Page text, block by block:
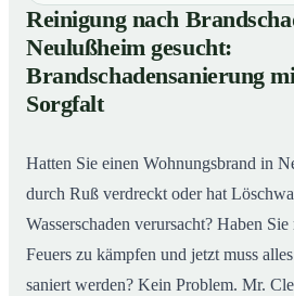
01Reinigung nach Brandschaden in
Brandschadensanierung mit
Brandreinigung in Neulußheim –
Reinigung nach
Neulußheim gesucht:
Brandschadensanierung
Sorgfalt
Hatten Sie einen Wohnungsbrand in
durch Ruß verdreckt oder hat
Wasserschaden verursacht? Haben
Feuers zu kämpfen und jetzt muss
saniert werden? Kein Problem. Mr.